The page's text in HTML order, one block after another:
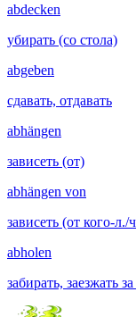
abdecken
убирать (со стола)
abgeben
сдавать, отдавать
abhängen
зависеть (от)
abhängen von
зависеть (от кого-л./
abholen
забирать, заезжать